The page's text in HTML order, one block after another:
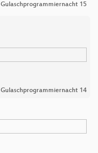
Gulaschprogrammiernacht 15
Gulaschprogrammiernacht 14